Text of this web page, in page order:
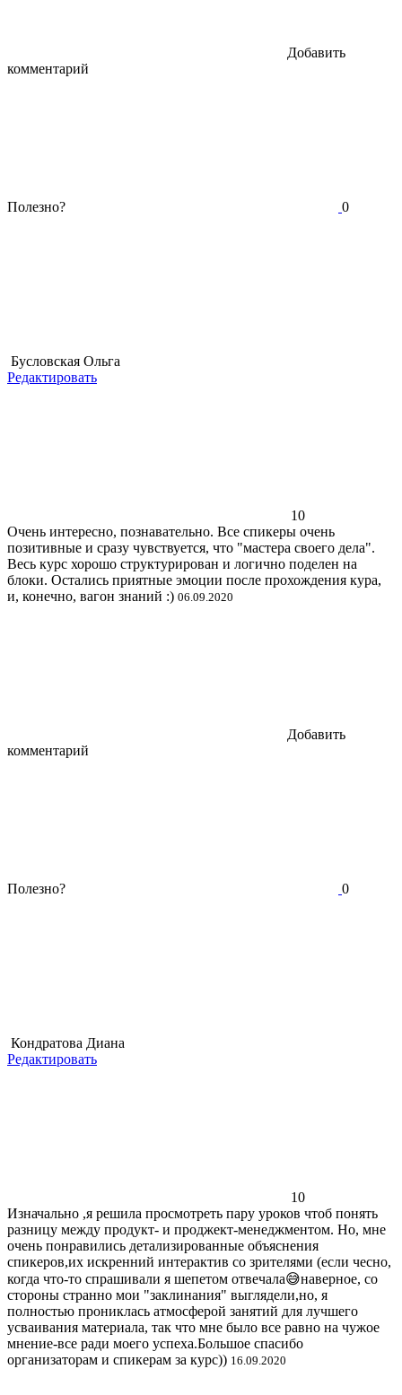
Добавить
комментарий
Полезно? 0
Бусловская Ольга
Редактировать
10
Очень интересно, познавательно. Все спикеры очень
позитивные и сразу чувствуется, что "мастера своего дела".
Весь курс хорошо структурирован и логично поделен на
блоки. Остались приятные эмоции после прохождения кура,
и, конечно, вагон знаний :) 06.09.2020
Добавить
комментарий
Полезно? 0
Кондратова Диана
Редактировать
10
Изначально ,я решила просмотреть пару уроков чтоб понять
разницу между продукт- и проджект-менеджментом. Но, мне
очень понравились детализированные объяснения
спикеров,их искренний интерактив со зрителями (если чесно,
когда что-то спрашивали я шепетом отвечала😅наверное, со
стороны странно мои "заклинания" выглядели,но, я
полностью прониклась атмосферой занятий для лучшего
усваивания материала, так что мне было все равно на чужое
мнение-все ради моего успеха.Большое спасибо
организаторам и спикерам за курс)) 16.09.2020